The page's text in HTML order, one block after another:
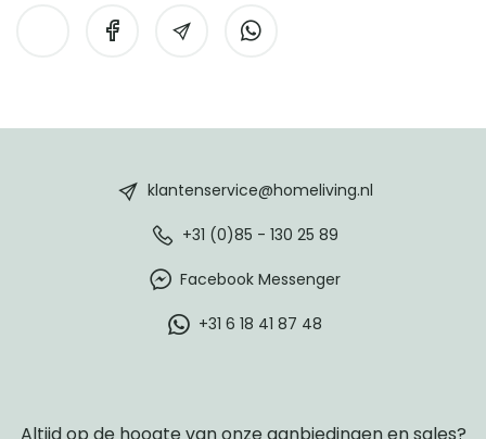
klantenservice@homeliving.nl
+31 (0)85 - 130 25 89
Facebook Messenger
+31 6 18 41 87 48
Altijd op de hoogte van onze aanbiedingen en sales?